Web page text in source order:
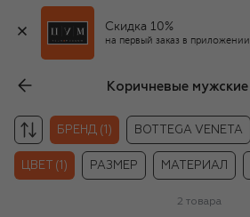
Скидка 10%
на первый заказ в приложении
БРЕНД (1) BOTTEGA VENETA
ЦВЕТ (1) РАЗМЕР МАТЕРИАЛ
2 товара